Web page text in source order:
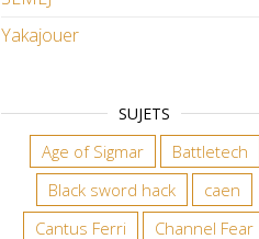
Yakajouer
SUJETS
Age of Sigmar
Battletech
Black sword hack
caen
Cantus Ferri
Channel Fear